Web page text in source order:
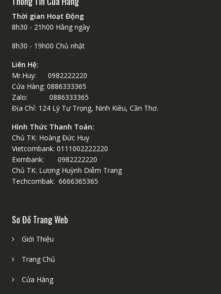
Thời gian Hoạt Động
8h30 - 21h00 Hằng ngày
8h30 - 19h00 Chủ nhật
Liên Hệ:
Mr.Huy: 0982222220
Cửa Hàng: 0886333365
Zalo: 0886333365
Địa Chỉ: 124 Lý Tự Trọng, Ninh Kiều, Cần Thơ.
Hình Thức Thanh Toán:
Chủ TK: Hoàng Đức Huy
Vietcombank: 0111002222220
Eximbank: 0982222220
Chủ TK: Lương Huỳnh Diễm Trang
Techcombak: 6666365365
Sơ Đồ Trang Web
Giới Thiệu
Trang Chủ
Cửa Hàng